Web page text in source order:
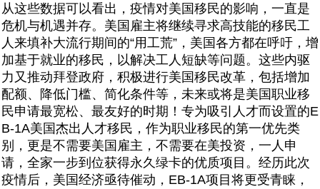
从这些数据可以看出，疫情对美国移民的影响，一直是
危机与机遇并存。美国雇主将继续寻求高技能的移民工
人来填补大流行期间的“用工荒”，美国各方都在呼吁，增
加基于就业的移民，以解决工人短缺等问题。这些内驱
力又推动拜登政府，积极进行美国移民改革，包括增加
配额、降低门槛、简化条件等，未来或将是美国职业移
民申请最宽松、最友好的时期！专为吸引人才而设置的E
B-1A美国杰出人才移民，作为职业移民的第一优先类
别，更是不需要美国雇主，不需要在美投资，一人申
请，全家一步到位获得永久绿卡的优质项目。经历此次
疫情后，美国经济亟待催动，EB-1A项目将更受青睐，